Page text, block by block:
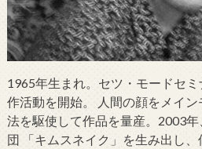
1965年生まれ。セツ・モードセ
作活動を開始。 人間の顔をメイ
法を駆使して作品を量産。2003
団 「キムスネイク」を生み出し